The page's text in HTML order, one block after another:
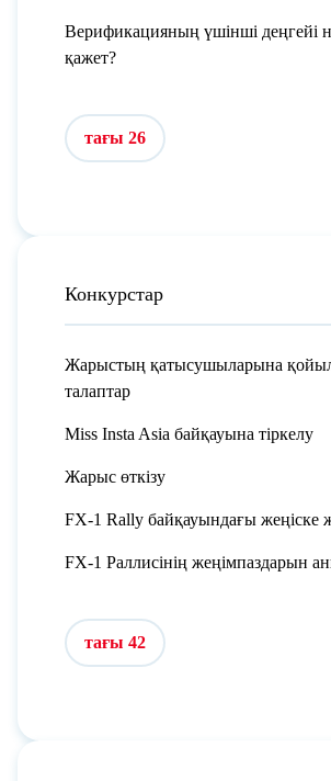
Верификацияның үшінші деңгейі
қажет?
тағы 26
Конкурстар
Жарыстың қатысушыларына
талаптар
Miss Insta Asia байқауына тіркелу
Жарыс өткізу
FX-1 Rally байқауындағы жеңіске
FX-1 Раллисінің жеңімпаздарын
тағы 42